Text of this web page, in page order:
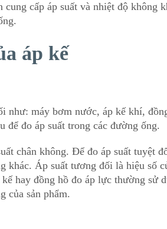
cấp áp suất và nhiệt độ không
áp kế
như: máy bơm nước, áp kế khí,
để đo áp suất trong các đường ống.
chân không. Để đo áp suất tuyệt
khác. Áp suất tương đối là hiệu số
hay đồng hồ đo áp lực thường sử
của sản phẩm.